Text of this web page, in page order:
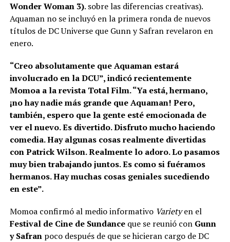
Wonder Woman 3). sobre las diferencias creativas).
Aquaman no se incluyó en la primera ronda de nuevos
títulos de DC Universe que Gunn y Safran revelaron en
enero.
“Creo absolutamente que Aquaman estará
involucrado en la DCU”, indicó recientemente
Momoa a la revista Total Film. “Ya está, hermano,
¡no hay nadie más grande que Aquaman! Pero,
también, espero que la gente esté emocionada de
ver el nuevo. Es divertido. Disfruto mucho haciendo
comedia. Hay algunas cosas realmente divertidas
con Patrick Wilson. Realmente lo adoro. Lo pasamos
muy bien trabajando juntos. Es como si fuéramos
hermanos. Hay muchas cosas geniales sucediendo
en este”.
Momoa confirmó al medio informativo Varietyen el
Festival de Cine de Sundance que se reunió conGunn
y Safranpoco después de que se hicieran cargo de DC